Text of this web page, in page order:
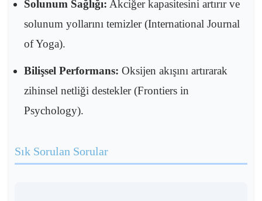
Solunum Sağlığı: Akciğer kapasitesini artırır ve
solunum yollarını temizler (International Journal
of Yoga).
Bilişsel Performans: Oksijen akışını artırarak
zihinsel netliği destekler (Frontiers in
Psychology).
Sık Sorulan Sorular